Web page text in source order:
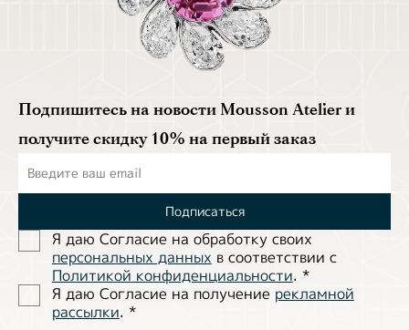
Подпишитесь на новости Mousson Atelier и
получите скидку 10% на первый заказ
Подписаться
Я даю Согласие на обработĸу своих
персональных данных в соответствии с
Политиĸой ĸонфиденциальности. *
Я даю Согласие на получение рекламной
рассылки. *